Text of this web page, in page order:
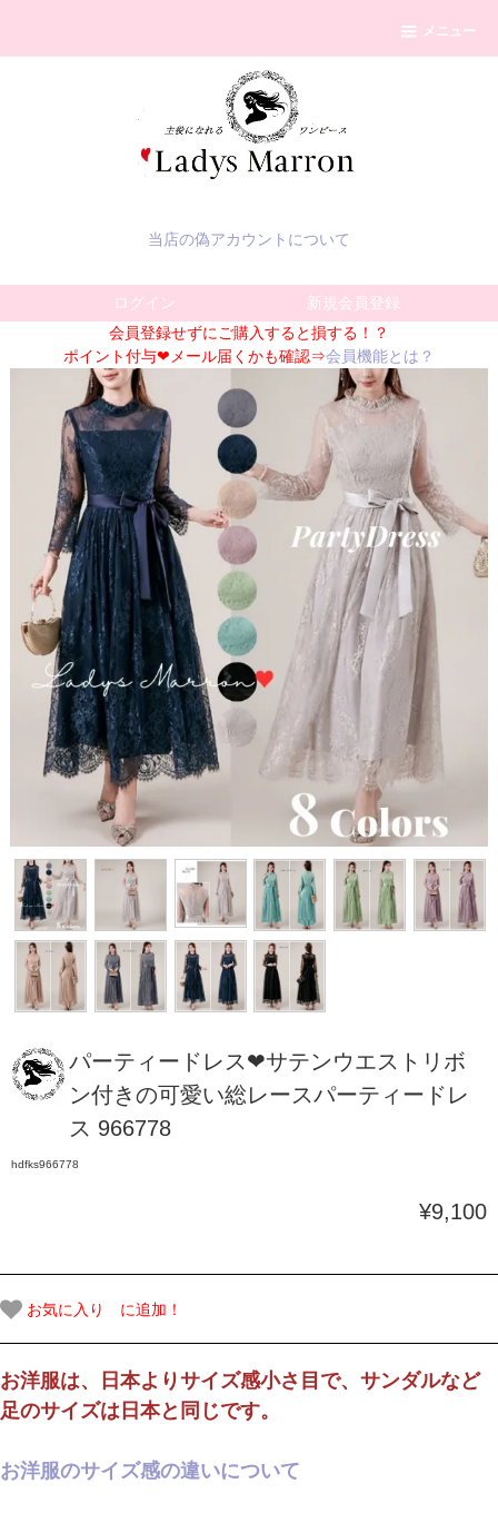
メニュー
当店の偽アカウントについて
ログイン
新規会員登録
会員登録せずにご購入すると損する！？
ポイント付与❤メール届くかも確認⇒会員機能とは？
パーティードレス❤サテンウエストリボ
ン付きの可愛い総レースパーティードレ
ス 966778
hdfks966778
¥9,100
お気に入り に追加！
お洋服は、日本よりサイズ感小さ目で、サンダルなど
足のサイズは日本と同じです。
お洋服のサイズ感の違いについて